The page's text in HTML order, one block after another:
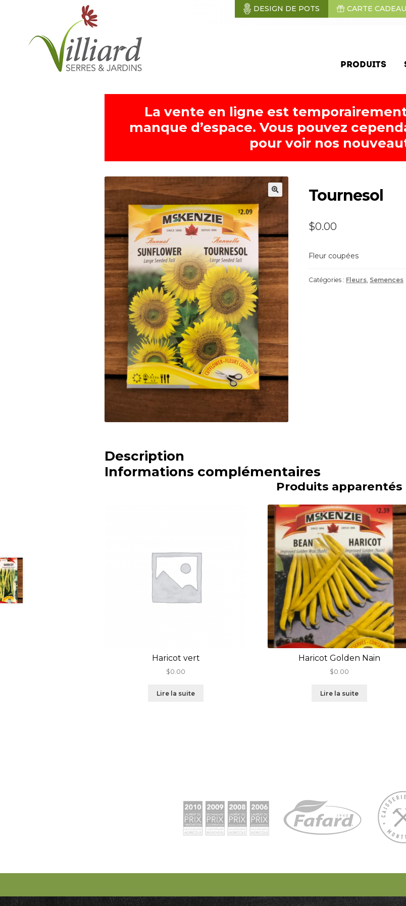
DESIGN DE POTS CARTE CADEAU
PRODUITS
La vente en ligne est
manque d’espace. Vous pouvez
pour voir nos
🔍 Tournesol
$0.00
Fleur coupées
Catégories : Fleurs, Semences
Description
Informations complémentaires
Produits apparentés
Haricot vert
$0.00
Lire la suite
Haricot Golden Nain
$0.00
Lire la suite